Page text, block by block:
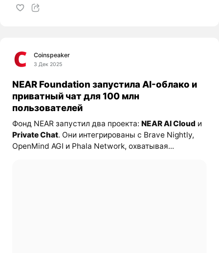
Coinspeaker
3 Дек 2025
NEAR Foundation запустила AI-облако и
приватный чат для 100 млн
пользователей
Фонд NEAR запустил два проекта: NEAR AI Cloud и
Private Chat. Они интегрированы с Brave Nightly,
OpenMind AGI и Phala Network, охватывая...